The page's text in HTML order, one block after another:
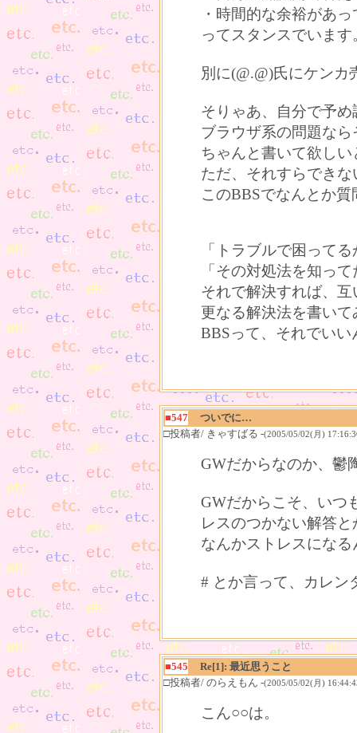
・時間的な余裕があ
ってスタンスでいます
別に(@.@)氏にケン
そりゃあ、自分で予
ブラウザ系の問題な
ちゃんと書いて欲し
ただ、それすらでき
このBBSでなんとか
「トラブルで困って
「その対処法を知っ
それで解決すれば、
更なる解決法を書い
BBSって、それでい
■547
ついでに…
□投稿者/ きゃすばる -(2005/05/02(月)
GWだからなのか、鬱
GWだからこそ、いつ
レスのつかない解答
なんかストレスにな
# とか言って、カレン
■545
Re[1]: 最近思うこと
□投稿者/ のらえもん -(2005/05/02(月)
こん○○は。